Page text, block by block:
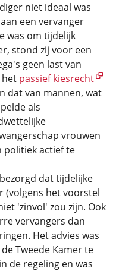
niet ideaal was
een vervanger
was om tijdelijk
stond zij voor een
geen last van
het passief kiesrecht
dat van mannen, wat
als
vrouwen
politiek actief te
dat tijdelijke
(volgens het voorstel
'zinvol' zou zijn. Ook
vervangers dan
Het advies was
Tweede Kamer te
de regeling en was